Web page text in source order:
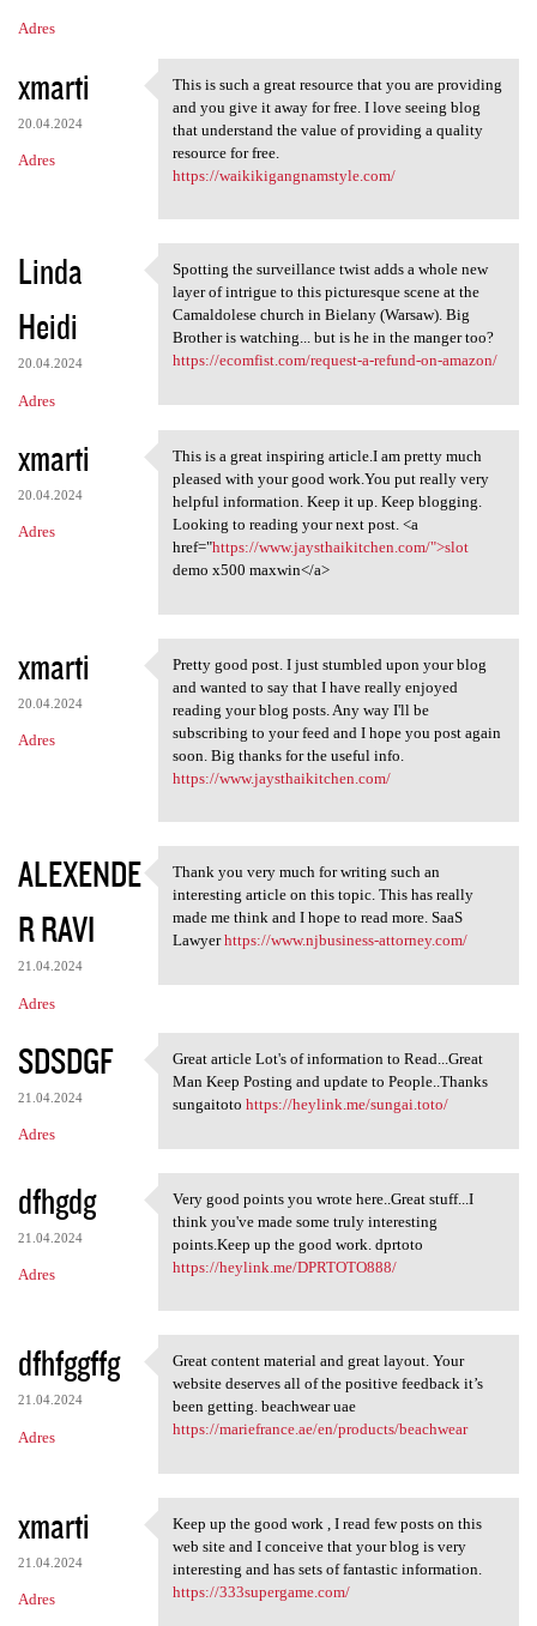
Adres
xmarti
20.04.2024
Adres
This is such a great resource
This is such a great resource that you are providing
and you give it away for free. I love seeing blog
that understand the value of providing a quality
resource for free.
https://waikikigangnamstyle.com/
Linda
Heidi
20.04.2024
Adres
Spotting the surveillance
Spotting the surveillance twist adds a whole new
layer of intrigue to this picturesque scene at the
Camaldolese church in Bielany (Warsaw). Big
Brother is watching... but is he in the manger too?
https://ecomfist.com/request-a-refund-on-amazon/
xmarti
20.04.2024
Adres
This is a great inspiring
This is a great inspiring article.I am pretty much
pleased with your good work.You put really very
helpful information. Keep it up. Keep blogging.
Looking to reading your next post. <a
href="https://www.jaysthaikitchen.com/">slot
demo x500 maxwin</a>
xmarti
20.04.2024
Adres
Pretty good post. I just
Pretty good post. I just stumbled upon your blog
and wanted to say that I have really enjoyed
reading your blog posts. Any way I'll be
subscribing to your feed and I hope you post again
soon. Big thanks for the useful info.
https://www.jaysthaikitchen.com/
ALEXENDE
R RAVI
21.04.2024
Adres
Thank you very much for
Thank you very much for writing such an
interesting article on this topic. This has really
made me think and I hope to read more. SaaS
Lawyerhttps://www.njbusiness-attorney.com/
SDSDGF
21.04.2024
Adres
Great article Lot's of
Great article Lot's of information to Read...Great
Man Keep Posting and update to People..Thanks
sungaitoto https://heylink.me/sungai.toto/
dfhgdg
21.04.2024
Adres
Very good points you wrote
Very good points you wrote here..Great stuff...I
think you've made some truly interesting
points.Keep up the good work. dprtoto
https://heylink.me/DPRTOTO888/
dfhfggffg
21.04.2024
Adres
Great content material and
Great content material and great layout. Your
website deserves all of the positive feedback it’s
been getting. beachwear uae
https://mariefrance.ae/en/products/beachwear
xmarti
21.04.2024
Adres
Keep up the good work , I
Keep up the good work , I read few posts on this
web site and I conceive that your blog is very
interesting and has sets of fantastic information.
https://333supergame.com/